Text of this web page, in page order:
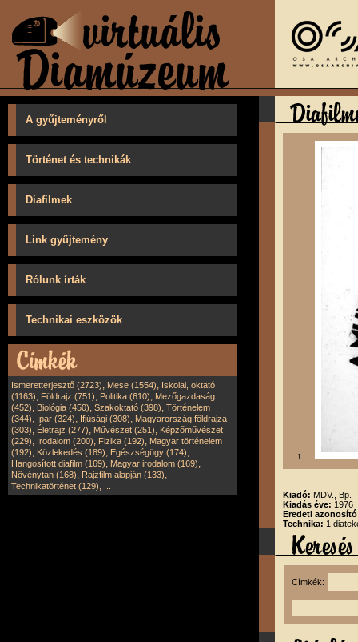
A gyűjteményről
Történet és technikák
Diafilmek
Link gyűjtemény
Rólunk írták
Technikai eszközök
Ismeretterjesztő (2723), Mese (1554), Iskolai, oktató
(1163), Földrajz (751), Politika (610), Mezőgazdaság
(452), Biológia (450), Szakoktató (398), Történelem
(344), Ipar (324), Ifjúsági (308), Magyarország földrajza
(303), Életrajz (277), Művészet (251), Képzőművészet
(229), Irodalom (200), Fizika (192), Magyar történelem
(192), Közlekedés (189), Egészségügy (174),
Hangosított diafilm (169), Magyar irodalom (169),
Növénytan (168), Rajzfilm alapján (133),
Technikatörténet (129),
1
Kiadó: MDV., Bp.
Kiadás éve: 1976
Eredeti
Technika: 1
Címkék: